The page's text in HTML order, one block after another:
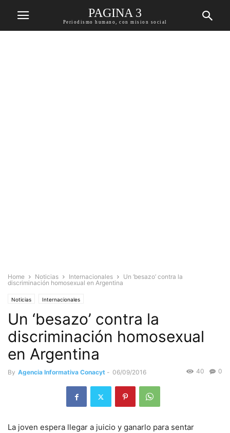
PAGINA 3
Periodismo humano, con mision social
Home Noticias Internacionales
Un ‘besazo’ contra la
discriminación homosexual en Argentina
Noticias Internacionales
Un ‘besazo’ contra la
discriminación homosexual
en Argentina
By Agencia Informativa Conacyt - 06/09/2016 0
40
La joven espera llegar a juicio y ganarlo para sentar